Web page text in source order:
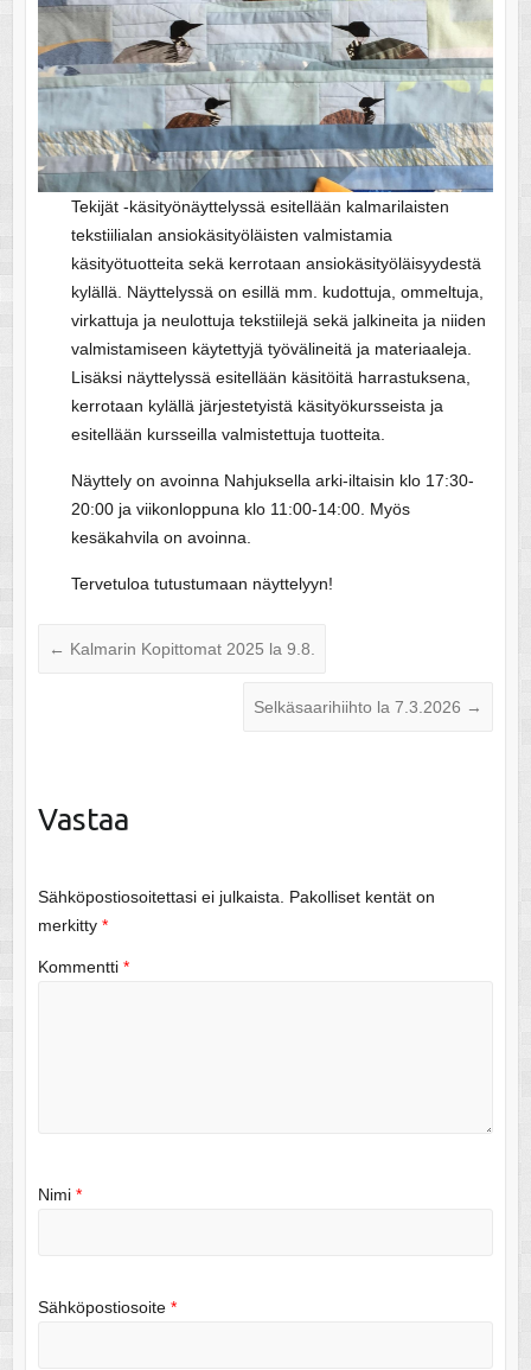
Tekijät -käsityönäyttelyssä esitellään kalmarilaisten
tekstiilialan ansiokäsityöläisten valmistamia
käsityötuotteita sekä kerrotaan ansiokäsityöläisyydestä
kylällä. Näyttelyssä on esillä mm. kudottuja, ommeltuja,
virkattuja ja neulottuja tekstiilejä sekä jalkineita ja niiden
valmistamiseen käytettyjä työvälineitä ja materiaaleja.
Lisäksi näyttelyssä esitellään käsitöitä harrastuksena,
kerrotaan kylällä järjestetyistä käsityökursseista ja
esitellään kursseilla valmistettuja tuotteita.
Näyttely on avoinna Nahjuksella arki-iltaisin klo 17:30-
20:00 ja viikonloppuna klo 11:00-14:00. Myös
kesäkahvila on avoinna.
Tervetuloa tutustumaan näyttelyyn!
← Kalmarin Kopittomat 2025 la 9.8.
Selkäsaarihiihto la 7.3.2026 →
Vastaa
Sähköpostiosoitettasi ei julkaista.
Pakolliset kentät on
merkitty *
Kommentti *
Nimi *
Sähköpostiosoite *